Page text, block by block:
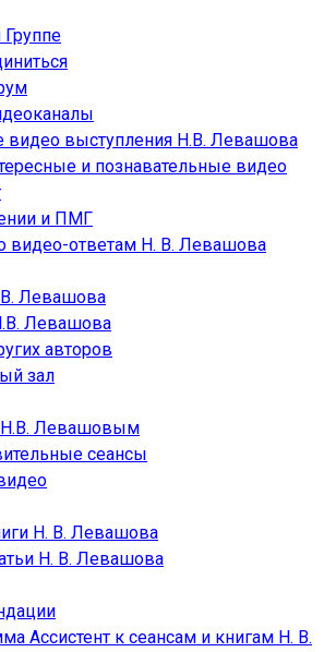
видео выступления Н.В. Левашова
и познавательные видео
и ПМГ
видео-ответам Н. В. Левашова
Левашова
Левашова
авторов
зал
Н.В. Левашовым
сеансы
Н. В. Левашова
Н. В. Левашова
Ассистент к сеансам и книгам Н. В.